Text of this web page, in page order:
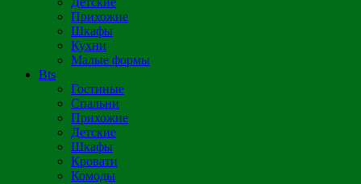
Прихожие
Шкафы
Кухни
Малые формы
Bts
Гостиные
Спальни
Прихожие
Детские
Шкафы
Кровати
Комоды